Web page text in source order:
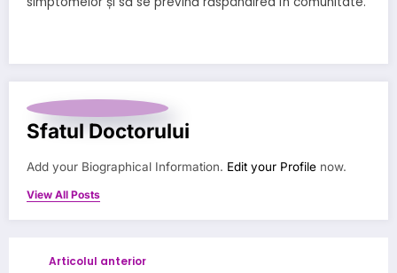
Sfatul Doctorului
Add your Biographical Information. Edit your Profile now.
View All Posts
Articolul anterior